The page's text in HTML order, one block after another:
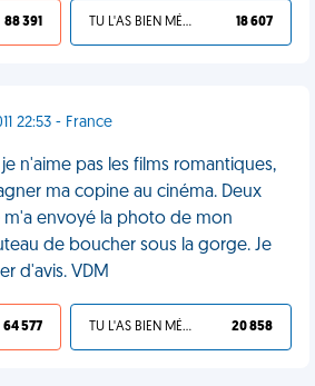
88 391 TU L'AS BIEN MÉRITÉ 18 607
22:53 - France
n'aime pas les films romantiques,
ma copine au cinéma. Deux
m'a envoyé la photo de mon
de boucher sous la gorge. Je
d'avis. VDM
64 577 TU L'AS BIEN MÉRITÉ 20 858